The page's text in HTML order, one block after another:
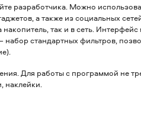
разработчика. Можно
а также из социальных
так и в сеть.
стандартных фильтров,
Для работы с программой не
наклейки.